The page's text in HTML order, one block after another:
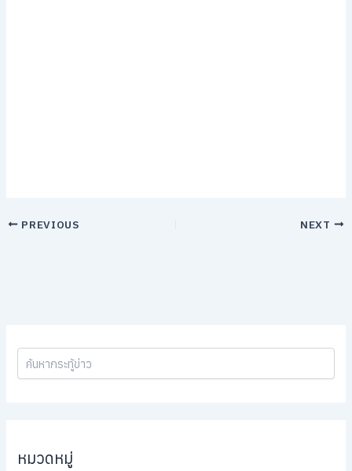
PREVIOUS NEXT
หมวดหมู่